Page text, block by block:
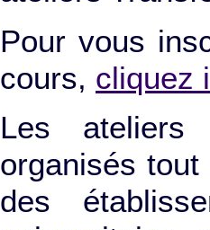
Pour vous
cours, cliquez
Les ateliers
organisés tout
des